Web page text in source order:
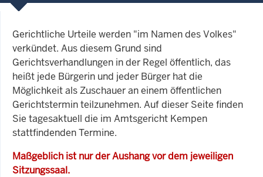
Gerichtliche Urteile werden "im Namen des Volkes"
verkündet. Aus diesem Grund sind
Gerichtsverhandlungen in der Regel öffentlich, das
heißt jede Bürgerin und jeder Bürger hat die
Möglichkeit als Zuschauer an einem öffentlichen
Gerichtstermin teilzunehmen. Auf dieser Seite finden
Sie tagesaktuell die im Amtsgericht Kempen
stattfindenden Termine.
Maßgeblich ist nur der Aushang vor dem jeweiligen
Sitzungssaal.